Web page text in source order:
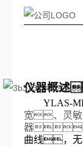
仪器概
YLAS-
宽、灵
器、
曲线，无